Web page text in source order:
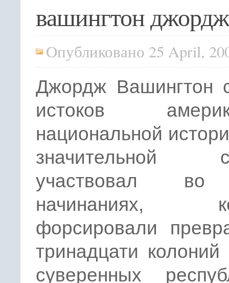
вашингтон джордж
Опубликовано 25 April,
Джордж Вашингтон
истоков
национальной
значительной
участвовал
начинаниях,
форсировали
тринадцати
суверенных